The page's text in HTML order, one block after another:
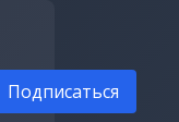
Подписаться